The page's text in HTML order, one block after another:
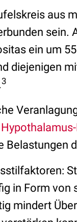
aus
sein.
ein um
diejenigen
3
Belastungen
in Form von
mindert